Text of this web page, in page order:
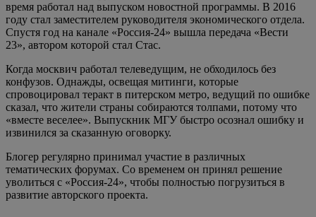
время работал над выпуском новостной программы. В 2016
году стал заместителем руководителя экономического отдела.
Спустя год на канале «Россия-24» вышла передача «Вести
23», автором которой стал Стас.
Когда москвич работал телеведущим, не обходилось без
конфузов. Однажды, освещая митинги, которые
спровоцировал теракт в питерском метро, ведущий по ошибке
сказал, что жители страны собираются толпами, потому что
«вместе веселее». Выпускник МГУ быстро осознал ошибку и
извинился за сказанную оговорку.
Блогер регулярно принимал участие в различных
тематических форумах. Со временем он принял решение
уволиться с «Россия-24», чтобы полностью погрузиться в
развитие авторского проекта.